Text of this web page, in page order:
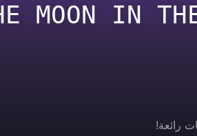
MOON IN